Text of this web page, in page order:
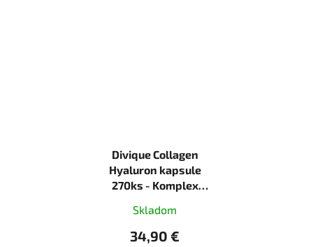
Divique Collagen
Hyaluron kapsule
270ks - Komplex
krásnu pleť
Skladom
34,90 €